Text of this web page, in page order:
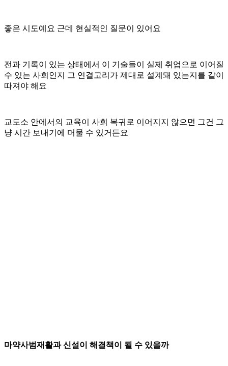
좋은 시도예요 근데 현실적인 질문이 있어요
전과 기록이 있는 상태에서 이 기술들이 실제 취업으로 이어질
수 있는 사회인지 그 연결고리가 제대로 설계돼 있는지를 같이
따져야 해요
교도소 안에서의 교육이 사회 복귀로 이어지지 않으면 그건 그
냥 시간 보내기에 머물 수 있거든요
마약사범재활과 신설이 해결책이 될 수 있을까